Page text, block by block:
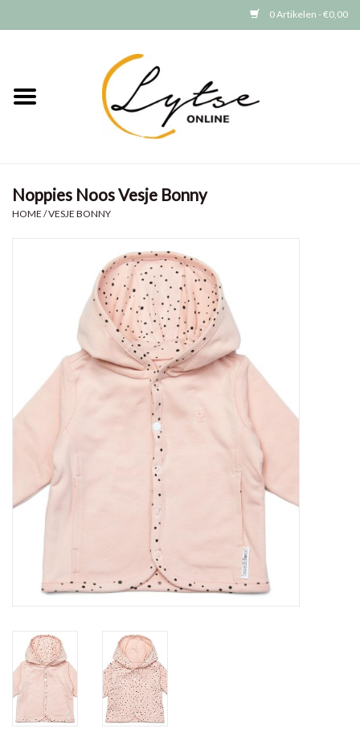
0 Artikelen - €0,00
Meisjes
GRATIS VERZENDEN (vanaf EUR
Noppies Noos Vesje Bonny
HOME /VESJE BONNY